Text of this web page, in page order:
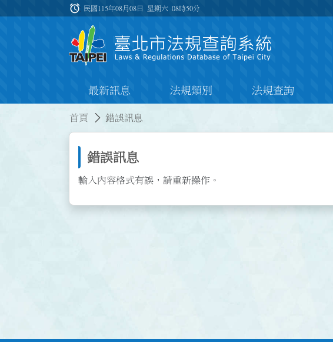
:::
alarm 民國115年08月08日 星期六08時50分
最新訊息 法規類別 法規查詢
首頁 錯誤訊息
錯誤訊息
輸入內容格式有誤，請重新操作。